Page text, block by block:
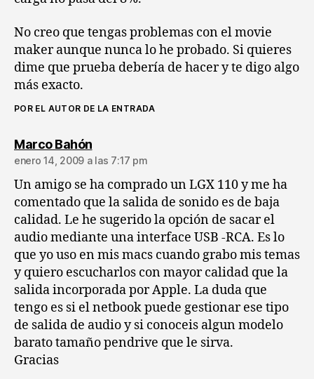
No creo que tengas problemas con el movie
maker aunque nunca lo he probado. Si quieres
dime que prueba debería de hacer y te digo algo
más exacto.
POR EL AUTOR DE LA ENTRADA
Marco Bahóndice:
enero 14, 2009 a las 7:17 pm
Un amigo se ha comprado un LGX 110 y me ha
comentado que la salida de sonido es de baja
calidad. Le he sugerido la opción de sacar el
audio mediante una interface USB -RCA. Es lo
que yo uso en mis macs cuando grabo mis temas
y quiero escucharlos con mayor calidad que la
salida incorporada por Apple. La duda que
tengo es si el netbook puede gestionar ese tipo
de salida de audio y si conoceis algun modelo
barato tamaño pendrive que le sirva.
Gracias